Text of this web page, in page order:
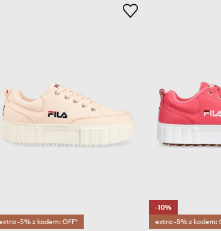
-5% z kodem: OFF*
-10%
extra -5% z kodem: